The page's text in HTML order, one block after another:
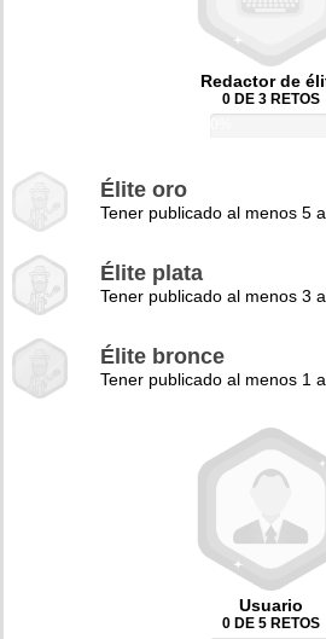
Redactor de
0 DE 3 RETOS
Élite oro
Tener publicado al menos 5
Élite plata
Tener publicado al menos 3
Élite bronce
Tener publicado al menos 1
Usuario
0 DE 5 RETOS